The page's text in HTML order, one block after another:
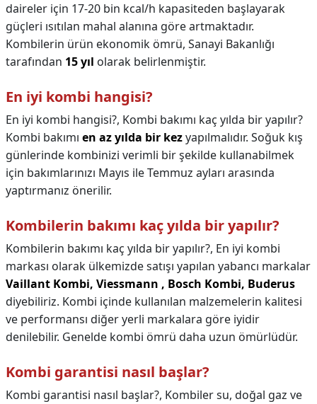
daireler için 17-20 bin kcal/h kapasiteden başlayarak
güçleri ısıtılan mahal alanına göre artmaktadır.
Kombilerin ürün ekonomik ömrü, Sanayi Bakanlığı
tarafından 15 yıl olarak belirlenmiştir.
En iyi kombi hangisi?
En iyi kombi hangisi?, Kombi bakımı kaç yılda bir yapılır?
Kombi bakımı en az yılda bir kezyapılmalıdır. Soğuk kış
günlerinde kombinizi verimli bir şekilde kullanabilmek
için bakımlarınızı Mayıs ile Temmuz ayları arasında
yaptırmanız önerilir.
Kombilerin bakımı kaç yılda bir yapılır?
Kombilerin bakımı kaç yılda bir yapılır?, En iyi kombi
markası olarak ülkemizde satışı yapılan yabancı markalar
Vaillant Kombi, Viessmann , Bosch Kombi, Buderus
diyebiliriz. Kombi içinde kullanılan malzemelerin kalitesi
ve performansı diğer yerli markalara göre iyidir
denilebilir. Genelde kombi ömrü daha uzun ömürlüdür.
Kombi garantisi nasıl başlar?
Kombi garantisi nasıl başlar?, Kombiler su, doğal gaz ve